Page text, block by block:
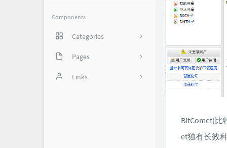
Components
Categories
35
网络技巧
实用软件
Pages
备份页
Links
BitComet(
et独有长效